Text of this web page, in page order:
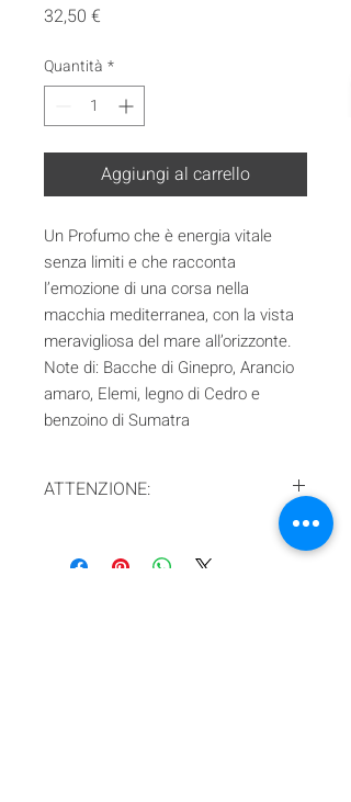
32,50 €
Quantità *
Aggiungi al carrello
Un Profumo che è energia vitale
senza limiti e che racconta
l’emozione di una corsa nella
macchia mediterranea, con la vista
meravigliosa del mare all’orizzonte.
Note di: Bacche di Ginepro, Arancio
amaro, Elemi, legno di Cedro e
benzoino di Sumatra
ATTENZIONE:
In ottemperanza alla legge italiana al
momento spediamo solo zona EU!